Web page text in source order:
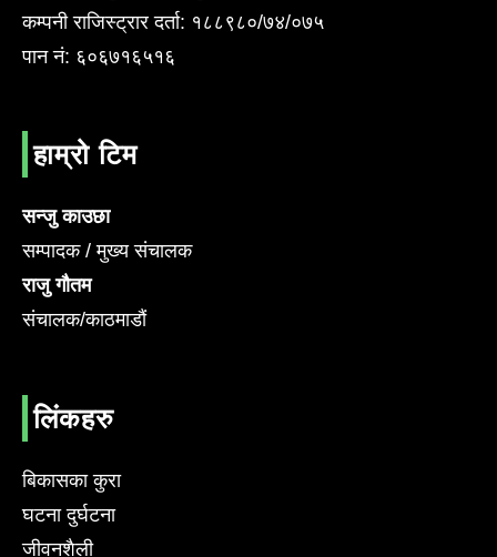
कम्पनी राजिस्ट्रार दर्ता: १८८९८०/७४/०७५
पान नं: ६०६७१६५१६
हाम्रो टिम
सन्जु काउछा
सम्पादक / मुख्य संचालक
राजु गौतम
संचालक/काठमाडौं
लिंकहरु
बिकासका कुरा
घटना दुर्घटना
जीवनशैली